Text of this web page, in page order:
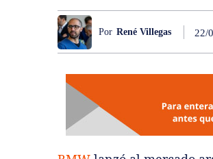
Por René Villegas 22/